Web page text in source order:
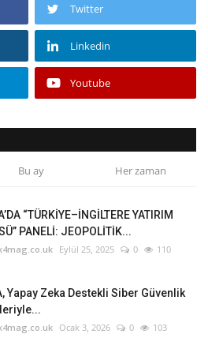
Twitter
Linkedin
Youtube
Bu ay Her zaman
“TÜRKİYE–İNGİLTERE YATIRIM
PANELİ: JEOPOLİTİK...
Eylül 25, 2025 0 110
Yapay Zeka Destekli Siber Güvenlik
Ocak 3, 2026 0 103